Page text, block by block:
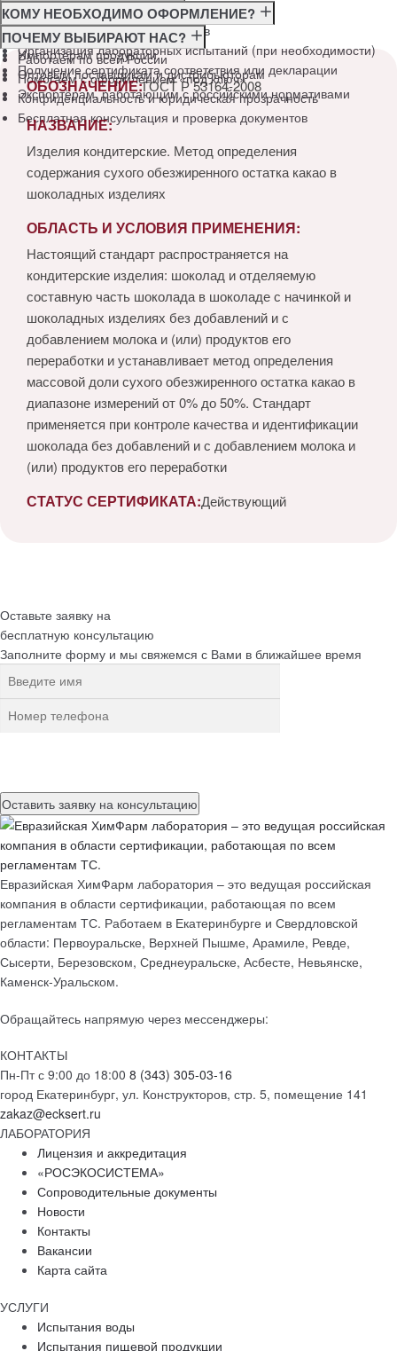
Консультация по требованиям ГОСТ
Подготовка и подача документов
Организация лабораторных испытаний (при необходимости)
Получение сертификата соответствия или декларации
КОМУ НЕОБХОДИМО ОФОРМЛЕНИЕ?
Производителям
Импортёрам продукции
Оптовым поставщикам и дистрибьюторам
Экспортёрам, работающим с российскими нормативами
ПОЧЕМУ ВЫБИРАЮТ НАС?
Работаем по всей России
Помогаем с оформлением «под ключ»
Конфиденциальность и юридическая прозрачность
Бесплатная консультация и проверка документов
ОБОЗНАЧЕНИЕ:ГОСТ Р 53164-2008
НАЗВАНИЕ:
Изделия кондитерские. Метод определения
содержания сухого обезжиренного остатка какао в
шоколадных изделиях
ОБЛАСТЬ И УСЛОВИЯ ПРИМЕНЕНИЯ:
Настоящий стандарт распространяется на
кондитерские изделия: шоколад и отделяемую
составную часть шоколада в шоколаде с начинкой и
шоколадных изделиях без добавлений и с
добавлением молока и (или) продуктов его
переработки и устанавливает метод определения
массовой доли сухого обезжиренного остатка какао в
диапазоне измерений от 0% до 50%. Стандарт
применяется при контроле качества и идентификации
шоколада без добавлений и с добавлением молока и
(или) продуктов его переработки
СТАТУС СЕРТИФИКАТА:Действующий
Оставьте заявку на
бесплатную консультацию
Заполните форму и мы свяжемся с Вами в ближайшее время
Евразийская ХимФарм лаборатория – это ведущая российская
компания в области сертификации, работающая по всем
регламентам ТС. Работаем в Екатеринбурге и Свердловской
области: Первоуральске, Верхней Пышме, Арамиле, Ревде,
Сысерти, Березовском, Среднеуральске, Асбесте, Невьянске,
Каменск-Уральском.
Обращайтесь напрямую через мессенджеры:
КОНТАКТЫ
Пн-Пт с 9:00 до 18:00 8 (343) 305-03-16
город Екатеринбург, ул. Конструкторов, стр. 5, помещение 141
zakaz@ecksert.ru
ЛАБОРАТОРИЯ
Лицензия и аккредитация
«РОСЭКОСИСТЕМА»
Сопроводительные документы
Новости
Контакты
Вакансии
Карта сайта
УСЛУГИ
Испытания воды
Испытания пищевой продукции